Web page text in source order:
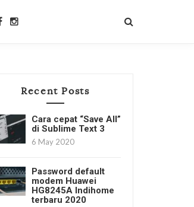
Recent Posts
Cara cepat “Save All”
di Sublime Text 3
6 May 2020
Password default
modem Huawei
HG8245A Indihome
terbaru 2020